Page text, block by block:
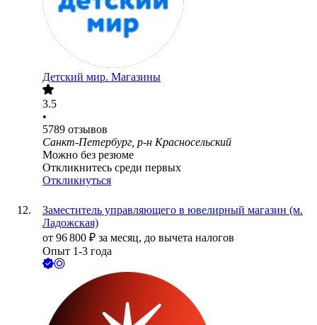
Детский мир. Магазины
3.5
•
5789 отзывов
Санкт-Петербург, р-н Красносельский
Можно без резюме
Откликнитесь среди первых
Откликнуться
Заместитель управляющего в ювелирный магазин (м.
Ладожская)
от 96 800 ₽ за месяц, до вычета налогов
Опыт 1-3 года